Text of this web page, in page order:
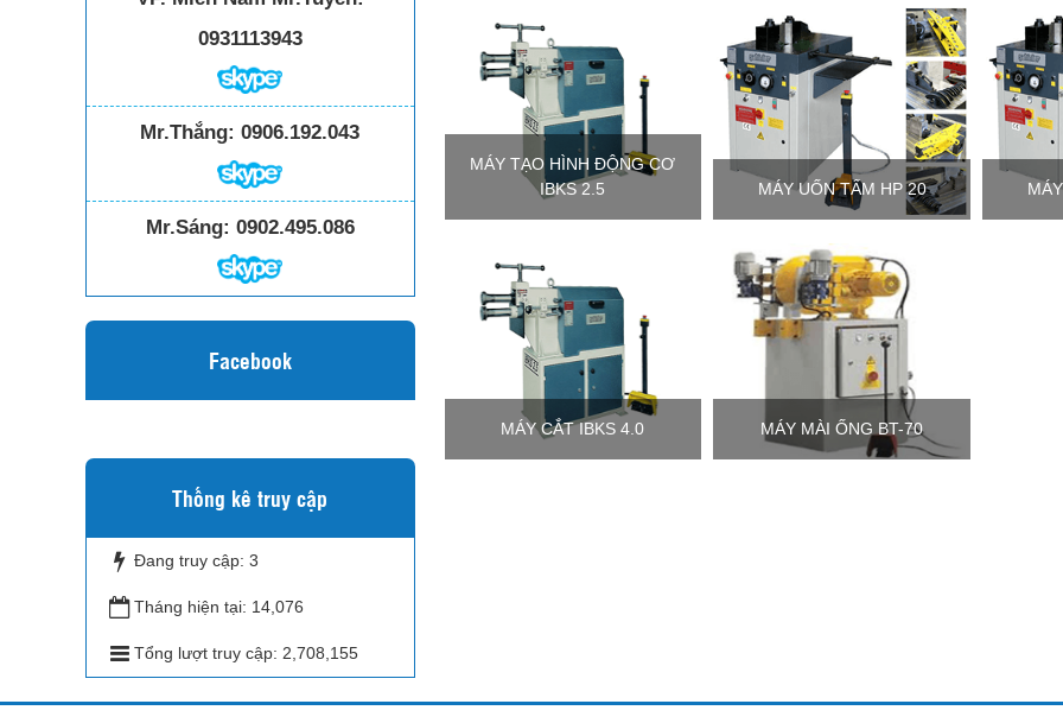
MÁY TẠO HÌNH ĐỘNG CƠ
IBKS 2.5
MÁY UỐN TẤM HP 20
MÁY CẮT IBKS 4.0 MÁY MÀI ỐNG BT-70
0931113943
Mr.Thắng: 0906.192.043
Mr.Sáng: 0902.495.086
Facebook
Thống kê truy cập
Đang truy cập: 3
Tháng hiện tại: 14,076
Tổng lượt truy cập: 2,708,155